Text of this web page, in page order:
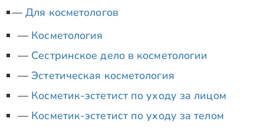
Для косметологов
Косметология
Сестринское дело в косметологии
Эстетическая косметология
Косметик-эстетист по уходу за лицом
Косметик-эстетист по уходу за телом